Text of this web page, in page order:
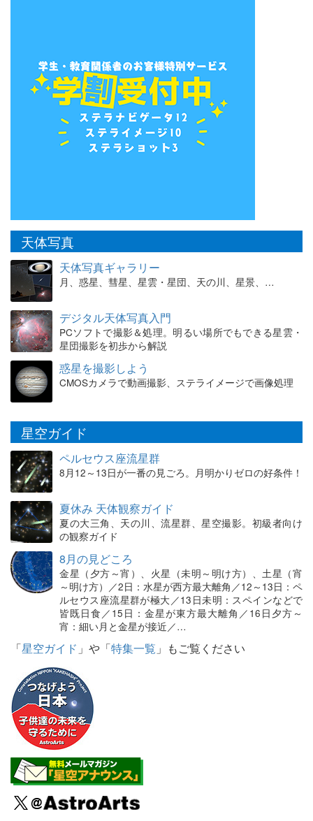
天体写真
天体写真ギャラリー
月、惑星、彗星、星雲・星団、天の川、星景、…
デジタル天体写真入門
PCソフトで撮影＆処理。明るい場所でもできる星雲・
星団撮影を初歩から解説
惑星を撮影しよう
CMOSカメラで動画撮影、ステライメージで画像処理
星空ガイド
ペルセウス座流星群
8月12～13日が一番の見ごろ。月明かりゼロの好条件！
夏休み 天体観察ガイド
夏の大三角、天の川、流星群、星空撮影。初級者向け
の観察ガイド
8月の見どころ
金星（夕方～宵）、火星（未明～明け方）、土星（宵
～明け方）／2日：水星が西方最大離角／12～13日：ペ
ルセウス座流星群が極大／13日未明：スペインなどで
皆既日食／15日：金星が東方最大離角／16日夕方～
宵：細い月と金星が接近／…
「星空ガイド 」や「特集一覧 」もご覧ください